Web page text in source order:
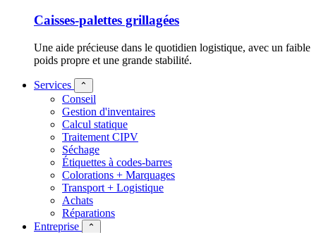
Caisses-palettes grillagées
Une aide précieuse dans le quotidien logistique, avec un faible
poids propre et une grande stabilité.
Services ⌃
Conseil
Gestion d'inventaires
Calcul statique
Traitement CIPV
Séchage
Étiquettes à codes-barres
Colorations + Marquages
Transport + Logistique
Achats
Réparations
Entreprise
⌃